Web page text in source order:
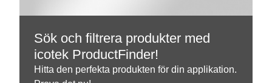
Sök och filtrera produkter med
icotek ProductFinder!
Hitta den perfekta produkten för din applikation.